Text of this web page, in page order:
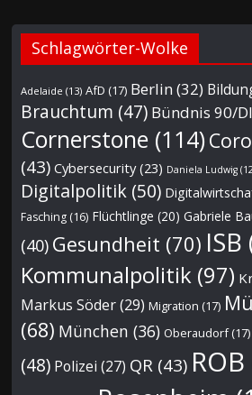
Schlagwörter-Wolke
Adelaide (13) AfD (17) Berlin (32)
Brauchtum (47) Bündnis 90/
Cornerstone (114)
(43) Cybersecurity(23) Daniela Ludwig
Digitalpolitik (50)
Fasching (16) Flüchtlinge (20) Gabriele
(40) Gesundheit (70) ISB
Kommunalpolitik (97)
Markus Söder(29) Migration (17)
(68) München (36) Oberaudorf(17)
(48) Polizei (27) QR (43) ROB